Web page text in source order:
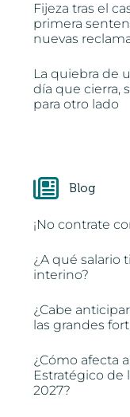
Fijeza tras el
primera
nuevas
La quiebra de
día que cierra,
para otro lado
Blog
¡No contrate
¿A qué salario
interino?
¿Cabe
las grandes
¿Cómo afecta
Estratégico de
2027?